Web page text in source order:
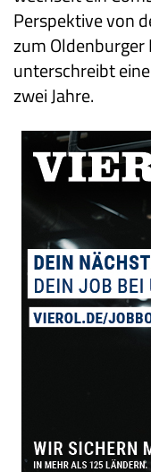
Perspektive von
zum
unterschreibt
zwei Jahre.